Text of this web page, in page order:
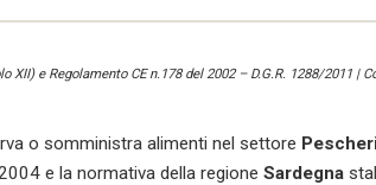
e Regolamento CE n.178 del 2002 – D.G.R. 1288/2011
o somministra alimenti nel settore
e la normativa della regione Sardegna